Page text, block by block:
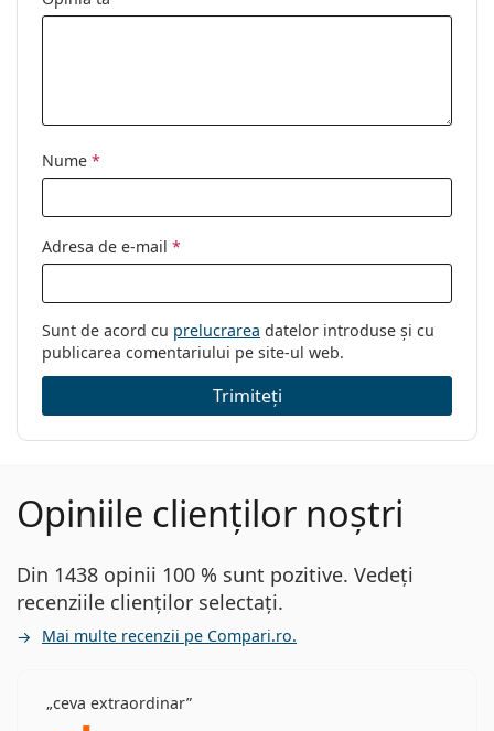
Nume *
Adresa de e-mail *
Sunt de acord cu prelucrarea datelor introduse și cu
publicarea comentariului pe site-ul web.
Trimiteți
Opiniile clienților noștri
Din 1438 opinii 100 % sunt pozitive. Vedeți
recenziile clienților selectați.
Mai multe recenzii pe Compari.ro.
ceva extraordinar